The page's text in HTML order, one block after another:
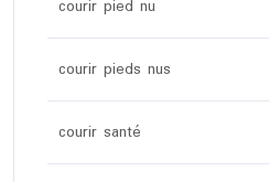
courir pied nu
courir pieds nus
courir santé